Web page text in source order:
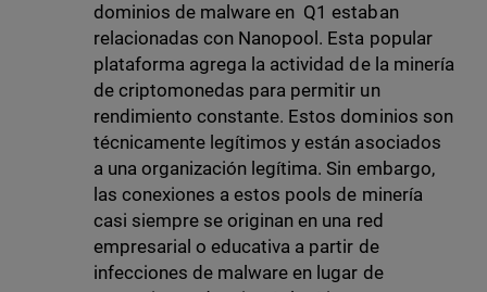
dominios de malware en Q1 estaban
relacionadas con Nanopool. Esta popular
plataforma agrega la actividad de la minería
de criptomonedas para permitir un
rendimiento constante. Estos dominios son
técnicamente legítimos y están asociados
a una organización legítima. Sin embargo,
las conexiones a estos pools de minería
casi siempre se originan en una red
empresarial o educativa a partir de
infecciones de malware en lugar de